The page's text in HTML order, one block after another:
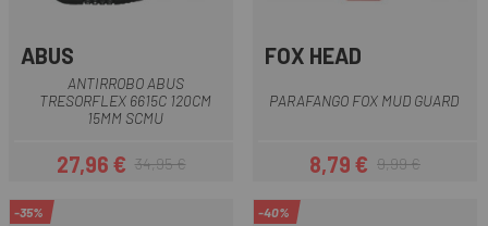
ABUS
ANTIRROBO ABUS
TRESORFLEX 6615C 120CM
15MM SCMU
Prezzo
27,96 €Prezzo base
34,95 €
FOX HEAD
PARAFANGO FOX MUD GUARD
Prezzo
8,79 €Prezzo base
9,99 €
-35% -40%